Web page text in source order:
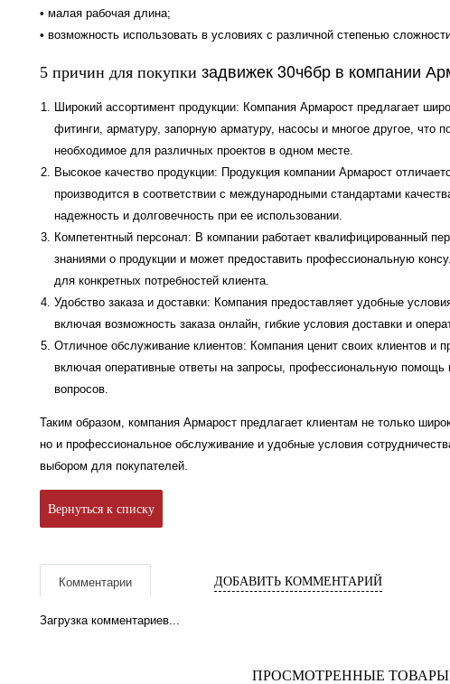
• малая рабочая длина;
• возможность использовать в условиях с различной степенью
5 причин для покупки задвижек 30ч6бр в компании
Широкий ассортимент продукции: Компания Армарост предлагает
фитинги, арматуру, запорную арматуру, насосы и многое другое, что
необходимое для различных проектов в одном месте.
Высокое качество продукции: Продукция компании Армарост
производится в соответствии с международными стандартами
надежность и долговечность при ее использовании.
Компетентный персонал: В компании работает квалифицированный
знаниями о продукции и может предоставить профессиональную
для конкретных потребностей клиента.
Удобство заказа и доставки: Компания предоставляет удобные
включая возможность заказа онлайн, гибкие условия доставки и
Отличное обслуживание клиентов: Компания ценит своих клиентов и
включая оперативные ответы на запросы, профессиональную помощь
вопросов.
Таким образом, компания Армарост предлагает клиентам не только
но и профессиональное обслуживание и удобные условия
выбором для покупателей.
Вернуться к списку
Комментарии ДОБАВИТЬ КОММЕНТАРИЙ
Загрузка комментариев...
ПРОСМОТРЕННЫЕ ТОВАРЫ